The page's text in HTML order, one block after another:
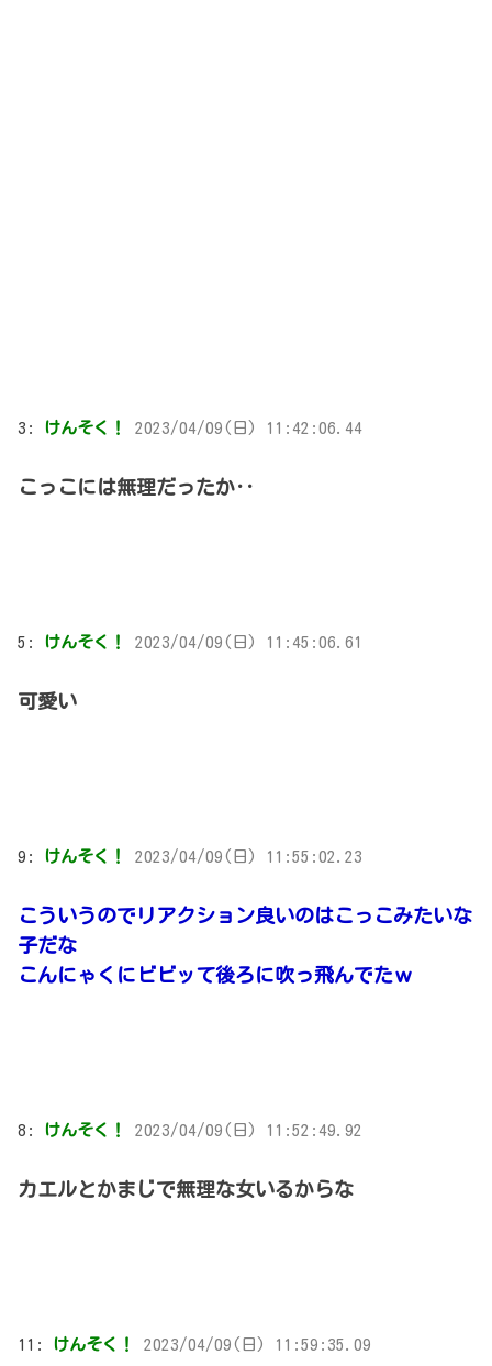
3: けんそく！ 2023/04/09(日) 11:42:06.44
こっこには無理だったか‥
5: けんそく！ 2023/04/09(日) 11:45:06.61
可愛い
9: けんそく！ 2023/04/09(日) 11:55:02.23
こういうのでリアクション良いのはこっこみたいな
子だな
こんにゃくにビビッて後ろに吹っ飛んでたｗ
8: けんそく！ 2023/04/09(日) 11:52:49.92
カエルとかまじで無理な女いるからな
11: けんそく！ 2023/04/09(日) 11:59:35.09